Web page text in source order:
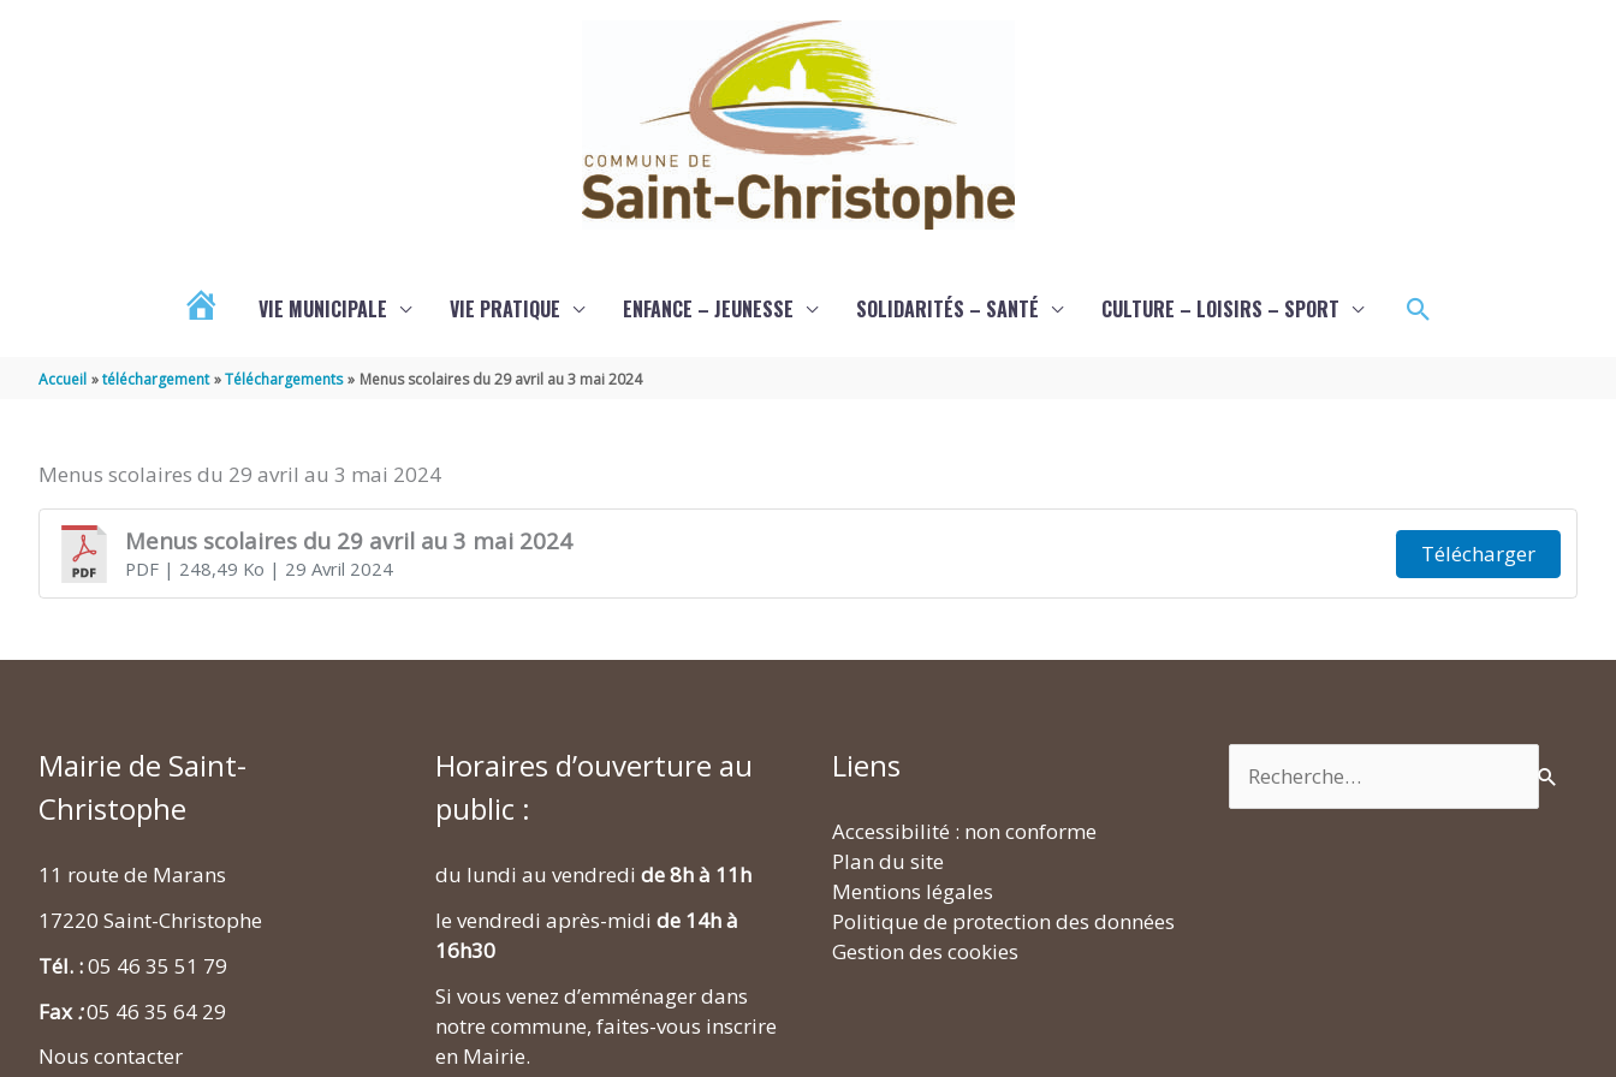
VIE MUNICIPALE VIE PRATIQUE ENFANCE – JEUNESSE SOLIDARITÉS – SANTÉ CULTURE – LOISIRS – SPORT Rechercher
Accueil téléchargement Téléchargements Menus scolaires du 29 avril au 3 mai 2024
Menus scolaires du 29 avril au 3 mai 2024
Menus scolaires du 29 avril au 3 mai 2024
PDF| 248,49 Ko | 29 Avril 2024
Télécharger
Mairie de Saint-
Christophe
11 route de Marans
17220 Saint-Christophe
Tél. :05 46 35 51 79
Fax :05 46 35 64 29
Nous contacter
Horaires d’ouverture au
public :
du lundi au vendredi de 8h à 11h
le vendredi après-midi de 14h à
16h30
Si vous venez d’emménager dans
notre commune, faites-vous inscrire
en Mairie.
Liens
Accessibilité : non conforme
Plan du site
Mentions légales
Politique de protection des données
Gestion des cookies